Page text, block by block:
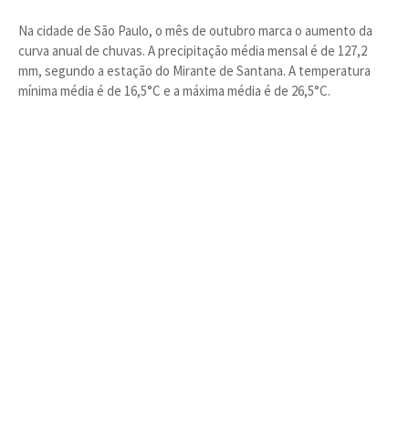
Na cidade de São Paulo, o mês de outubro marca o aumento da
curva anual de chuvas. A precipitação média mensal é de 127,2
mm, segundo a estação do Mirante de Santana. A temperatura
mínima média é de 16,5°C e a máxima média é de 26,5°C.